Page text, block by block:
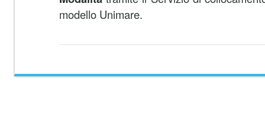
modello Unimare.